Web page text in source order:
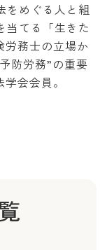
をめぐる人と組
当てる「生きた
労務士の立場か
防労務”の重要
会会員。